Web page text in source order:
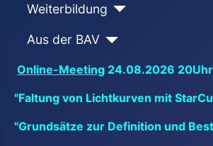
Weiterbildung
Aus der BAV
Online-Meeting 24.08.2026 20Uhr
"Faltung von Lichtkurven mit
"Grundsätze zur Definition und